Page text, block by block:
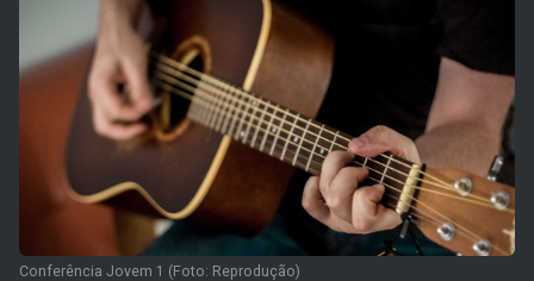
Conferência Jovem 1 (Foto: Reprodução)